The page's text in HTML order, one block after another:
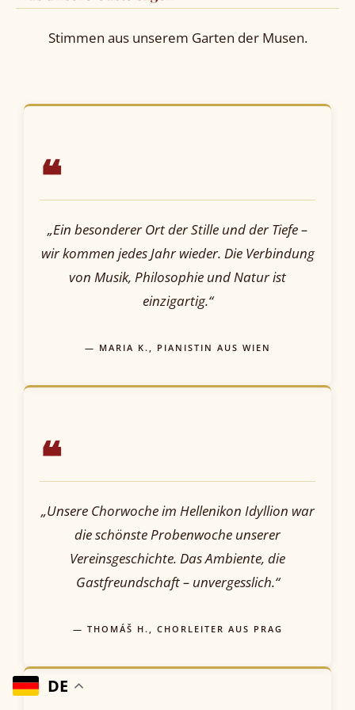
Stimmen aus unserem Garten der Musen.
❝
„Ein besonderer Ort der Stille und der Tiefe –
wir kommen jedes Jahr wieder. Die Verbindung
von Musik, Philosophie und Natur ist
einzigartig.“
— MARIA K., PIANISTIN AUS WIEN
❝
„Unsere Chorwoche im Hellenikon Idyllion war
die schönste Probenwoche unserer
Vereinsgeschichte. Das Ambiente, die
Gastfreundschaft – unvergesslich.“
— THOMÁŠ H., CHORLEITER AUS PRAG
DE